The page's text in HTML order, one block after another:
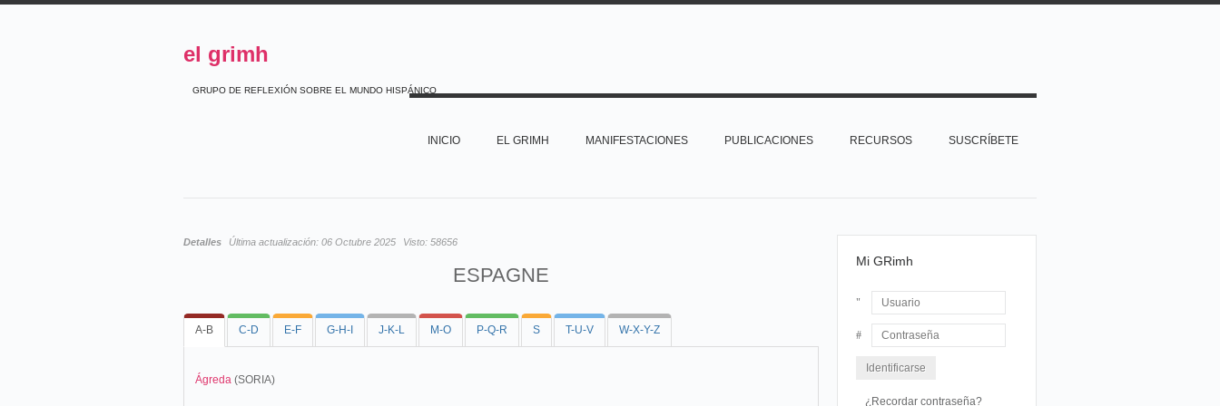
el grimh
GRUPO DE REFLEXIÓN SOBRE EL MUNDO HISPÁNICO
INICIO EL GRIMH MANIFESTACIONES PUBLICACIONES RECURSOS SUSCRÍBETE
Detalles Última actualización: 06 Octubre 2025 Visto: 58656
ESPAGNE
A-B C-D E-F G-H-I J-K-L M-O P-Q-R S T-U-V W-X-Y-Z
Ágreda (SORIA)
Mi GRimh
Usuario
¿Recordar contraseña?